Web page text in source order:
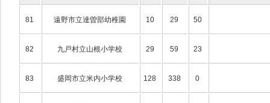
81 遠野市立達曽部幼稚園 10 29 50
82 九戸村立山根小学校 29 59 23
83 盛岡市立米内小学校 128 338 0